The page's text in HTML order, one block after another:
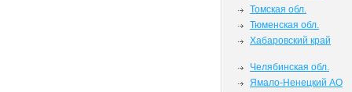
Томская обл.
Тюменская обл.
Хабаровский край
Челябинская обл.
Ямало-Ненецкий АО